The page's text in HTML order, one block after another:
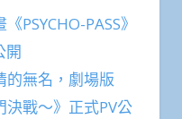
PSYCHO-PASS》
開
的無名，劇場版
決戰～》正式PV公